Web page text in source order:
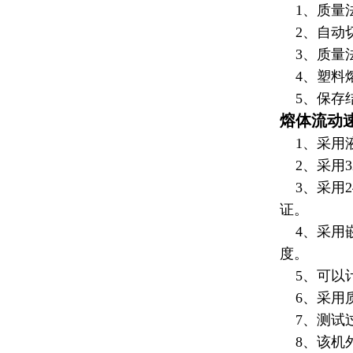
1、质量
2、自动
3、质量
4、 塑料
5、保存
熔体流动
1、采用
2、采用
3、采用
证。
4、采用
度。
5、可以
6、采用
7、测试
8、该机